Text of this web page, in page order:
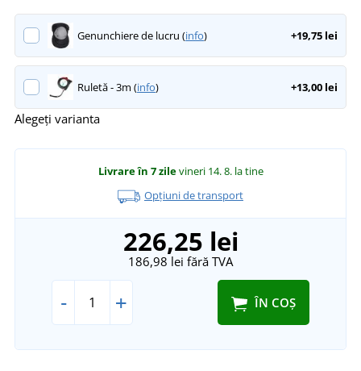
Genunchiere de lucru (info) +19,75 lei
Ruletă - 3m (info) +13,00 lei
Alegeți varianta
Livrare în 7 zilevineri 14. 8. la tine
Opțiuni de transport
226,25 lei
186,98 lei fără TVA
- + ÎN COȘ